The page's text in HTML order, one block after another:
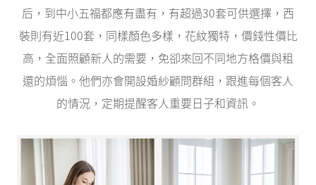
后，到中小五福都應有盡有，有超過30套可供選擇，西
裝則有近100套，同樣顏色多樣，花紋獨特，價錢性價比
高，全面照顧新人的需要，免卻來回不同地方格價與租
還的煩惱。他們亦會開設婚紗顧問群組，跟進每個客人
的情況，定期提醒客人重要日子和資訊。